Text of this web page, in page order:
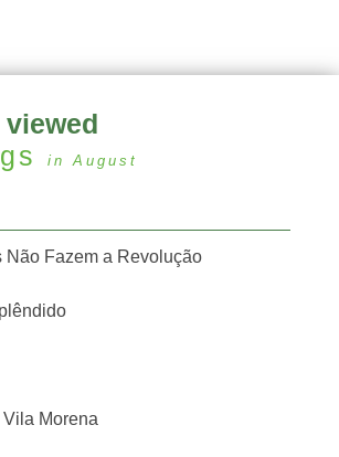
in August
Não Fazem a Revolução
Morena